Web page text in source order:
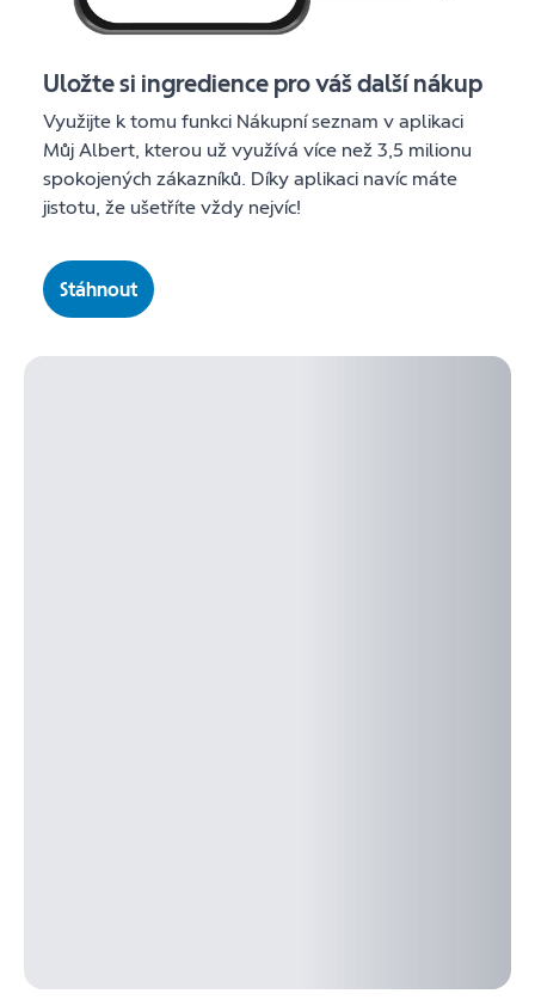
Uložte si ingredience pro váš další nákup
Využijte k tomu funkci Nákupní seznam v aplikaci
Můj Albert, kterou už využívá více než 3,5 milionu
spokojených zákazníků. Díky aplikaci navíc máte
jistotu, že ušetříte vždy nejvíc!
Stáhnout